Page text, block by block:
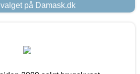
på Damask.dk